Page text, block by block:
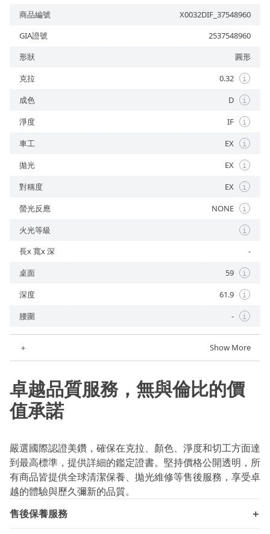
商品編號
X0032DIF_37548960
GIA證號
2537548960
形狀
圓形
克拉
0.32 i
成色 D i
淨度 IF i
車工 EX i
拋光 EX i
對稱度 EX i
螢光反應 NONE i
火光等級 i
長x 寬x 深
-
桌面
59 i
深度 61.9 i
腰圍 - i
＋ Show More
卓越品質服務，無與倫比的價
值承諾
嚴選國際認證美鑽，確保在克拉、顏色、淨度和切工方面達
到最高標準，提供詳細的鑑定證書。堅持價格公開透明，所
有商品皆提供全球清潔保養、拋光維修等售後服務，享受卓
越的體驗與歷久彌新的品質。
售後保養服務
＋